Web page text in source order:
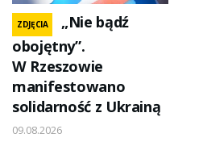
ZDJĘCIA
„Nie bądź
obojętny”.
W Rzeszowie
manifestowano
solidarność z Ukrainą
09.08.2026